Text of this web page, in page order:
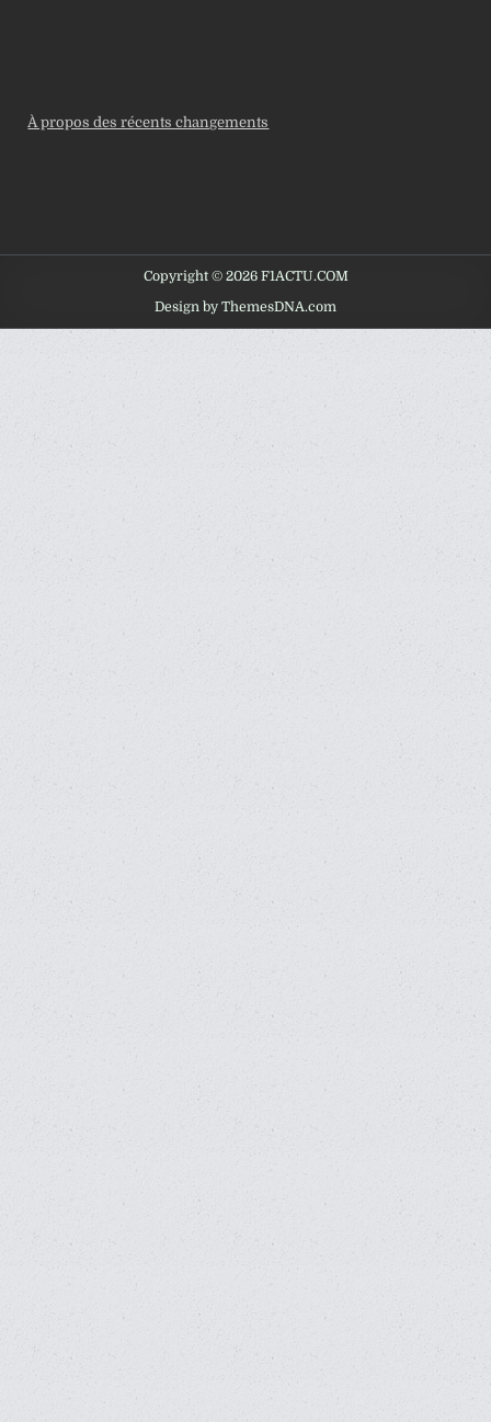
À propos des récents changements
Copyright © 2026 F1ACTU.COM
Design by ThemesDNA.com